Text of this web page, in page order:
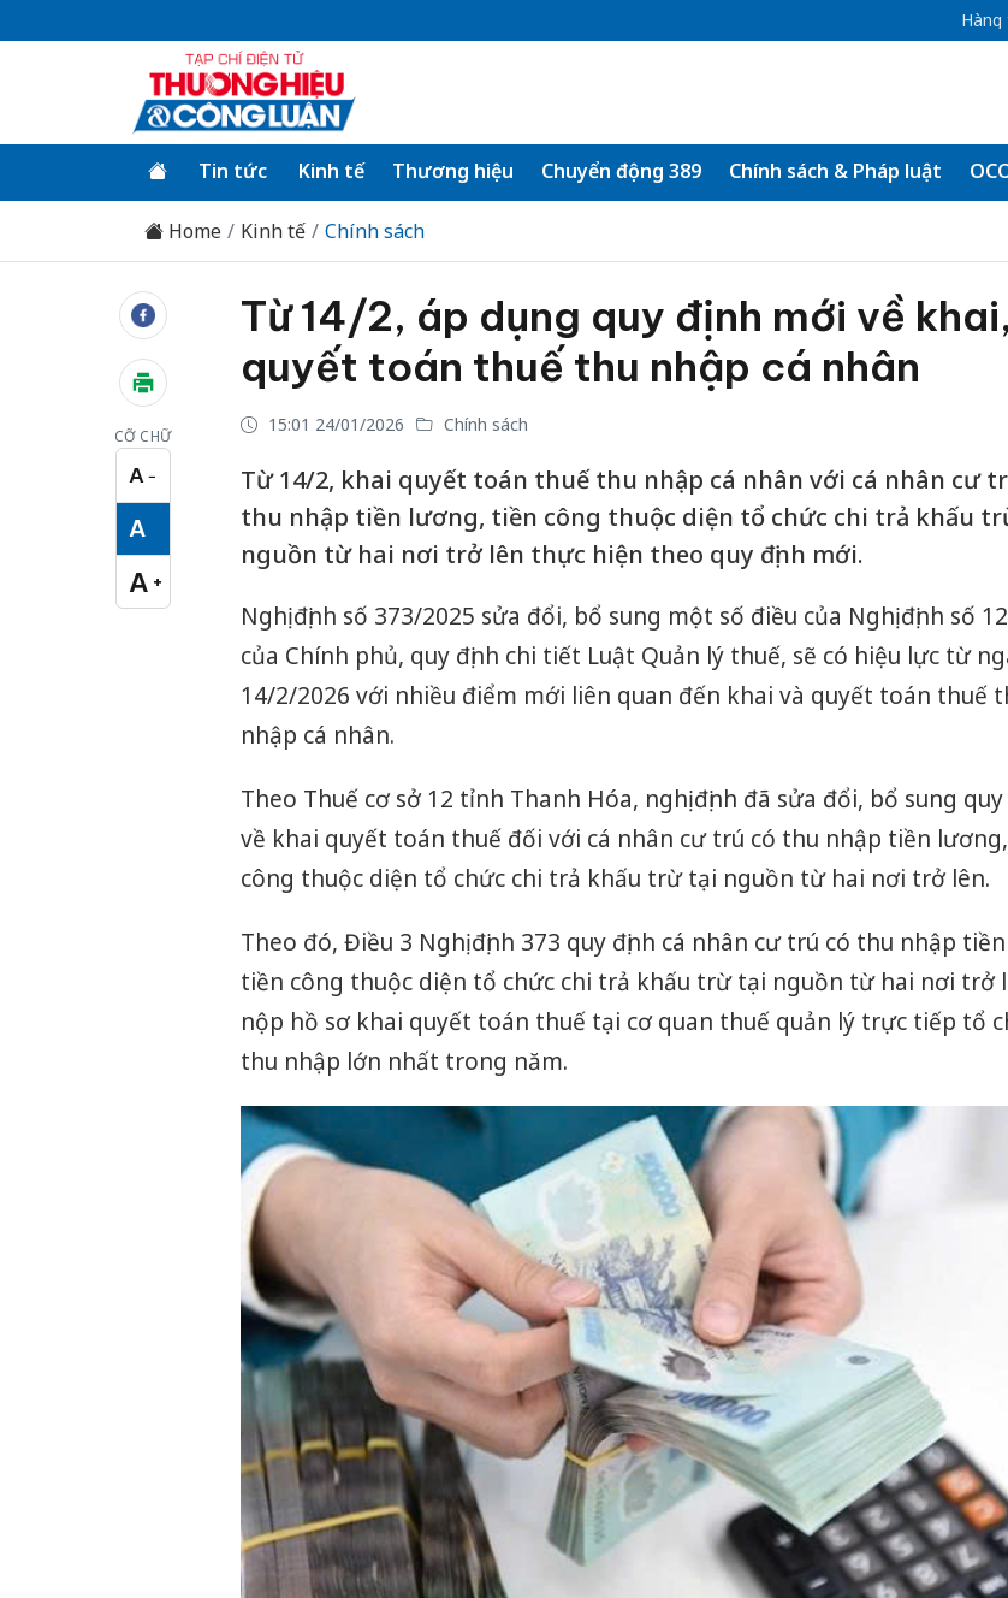
Tin tức Kinh tế Thương hiệu Chuyển động 389 Chính sách & Pháp luật
Home Kinh tế Chính sách
CỠ CHỮ
A −
Cỡ chữ nhỏ
A
Cỡ chữ vừa
A +
Cỡ chữ lớn
Từ 14/2, áp dụng quy định mới về khai,
quyết toán thuế thu nhập cá nhân
15:01 24/01/2026 Chính sách
Từ 14/2, khai quyết toán thuế thu nhập cá nhân với cá nhân cư
thu nhập tiền lương, tiền công thuộc diện tổ chức chi trả khấu
nguồn từ hai nơi trở lên thực hiện theo quy định mới.
Nghị định số 373/2025 sửa đổi, bổ sung một số điều của Nghị định số
của Chính phủ, quy định chi tiết Luật Quản lý thuế, sẽ có hiệu lực từ
14/2/2026 với nhiều điểm mới liên quan đến khai và quyết toán thuế
nhập cá nhân.
Theo Thuế cơ sở 12 tỉnh Thanh Hóa, nghị định đã sửa đổi, bổ sung quy
về khai quyết toán thuế đối với cá nhân cư trú có thu nhập tiền
công thuộc diện tổ chức chi trả khấu trừ tại nguồn từ hai nơi trở lên.
Theo đó, Điều 3 Nghị định 373 quy định cá nhân cư trú có thu nhập
tiền công thuộc diện tổ chức chi trả khấu trừ tại nguồn từ hai nơi trở
nộp hồ sơ khai quyết toán thuế tại cơ quan thuế quản lý trực tiếp tổ
thu nhập lớn nhất trong năm.